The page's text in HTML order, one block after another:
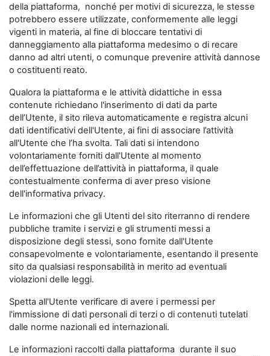
della piattaforma, nonché per motivi di sicurezza, le stesse
potrebbero essere utilizzate, conformemente alle leggi
vigenti in materia, al fine di bloccare tentativi di
danneggiamento alla piattaforma medesimo o di recare
danno ad altri utenti, o comunque prevenire attività dannose
o costituenti reato.
Qualora la piattaforma e le attività didattiche in essa
contenute richiedano l'inserimento di dati da parte
dell’Utente, il sito rileva automaticamente e registra alcuni
dati identificativi dell'Utente, ai fini di associare l’attività
all'Utente che l’ha svolta. Tali dati si intendono
volontariamente forniti dall'Utente al momento
dell’effettuazione dell’attività in piattaforma, il quale
contestualmente conferma di aver preso visione
dell'informativa privacy.
Le informazioni che gli Utenti del sito riterranno di rendere
pubbliche tramite i servizi e gli strumenti messi a
disposizione degli stessi, sono fornite dall'Utente
consapevolmente e volontariamente, esentando il presente
sito da qualsiasi responsabilità in merito ad eventuali
violazioni delle leggi.
Spetta all'Utente verificare di avere i permessi per
l'immissione di dati personali di terzi o di contenuti tutelati
dalle norme nazionali ed internazionali.
Le informazioni raccolti dalla piattaforma durante il suo